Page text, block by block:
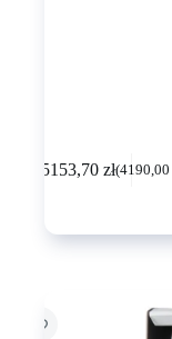
5153,70 zł(4190,00